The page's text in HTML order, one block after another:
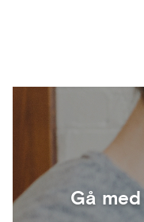
Gå